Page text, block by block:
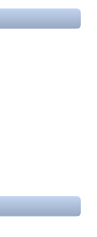
Versandarten
► Zahlarten